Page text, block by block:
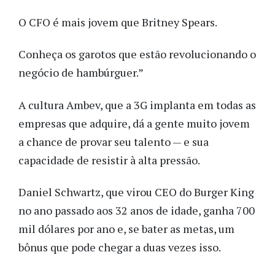
O CFO é mais jovem que Britney Spears.
Conheça os garotos que estão revolucionando o
negócio de hambúrguer.”
A cultura Ambev, que a 3G implanta em todas as
empresas que adquire, dá a gente muito jovem
a chance de provar seu talento — e sua
capacidade de resistir à alta pressão.
Daniel Schwartz, que virou CEO do Burger King
no ano passado aos 32 anos de idade, ganha 700
mil dólares por ano e, se bater as metas, um
bônus que pode chegar a duas vezes isso.